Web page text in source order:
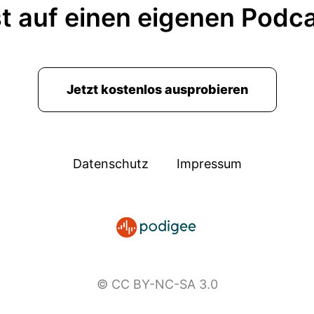
auf einen eigenen
Jetzt kostenlos ausprobieren
Datenschutz Impressum
© CC BY-NC-SA 3.0